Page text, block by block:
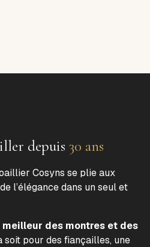
depuis 30 ans
Cosyns se plie aux
l’élégance dans un seul et
meilleur des montres et des
soit pour des fiançailles, une